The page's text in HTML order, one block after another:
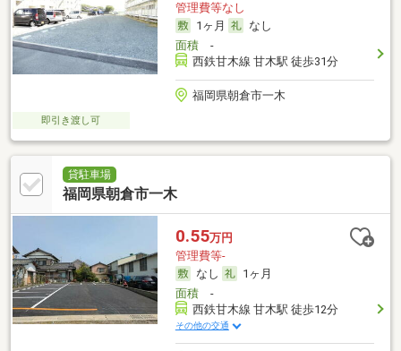
管理費等なし
1ヶ月
なし
面積-
西鉄甘木線 甘木駅 徒歩31分
福岡県朝倉市一木
即引き渡し可
貸駐車場
福岡県朝倉市一木
0.55万円
管理費等-
なし
1ヶ月
面積-
西鉄甘木線 甘木駅 徒歩12分
その他の交通